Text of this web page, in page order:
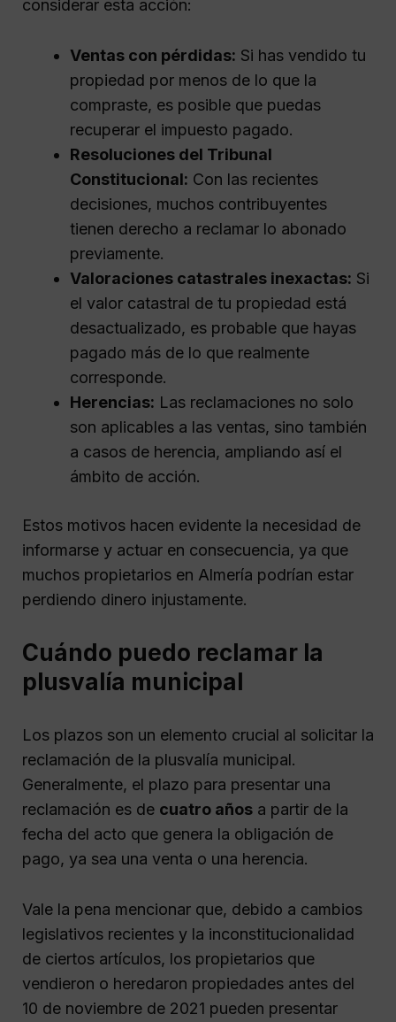
considerar esta acción:
Ventas con pérdidas: Si has vendido tu
propiedad por menos de lo que la
compraste, es posible que puedas
recuperar el impuesto pagado.
Resoluciones del Tribunal
Constitucional: Con las recientes
decisiones, muchos contribuyentes
tienen derecho a reclamar lo abonado
previamente.
Valoraciones catastrales inexactas: Si
el valor catastral de tu propiedad está
desactualizado, es probable que hayas
pagado más de lo que realmente
corresponde.
Herencias: Las reclamaciones no solo
son aplicables a las ventas, sino también
a casos de herencia, ampliando así el
ámbito de acción.
Estos motivos hacen evidente la necesidad de
informarse y actuar en consecuencia, ya que
muchos propietarios en Almería podrían estar
perdiendo dinero injustamente.
Cuándo puedo reclamar la
plusvalía municipal
Los plazos son un elemento crucial al solicitar la
reclamación de la plusvalía municipal.
Generalmente, el plazo para presentar una
reclamación es de cuatro años a partir de la
fecha del acto que genera la obligación de
pago, ya sea una venta o una herencia.
Vale la pena mencionar que, debido a cambios
legislativos recientes y la inconstitucionalidad
de ciertos artículos, los propietarios que
vendieron o heredaron propiedades antes del
10 de noviembre de 2021 pueden presentar